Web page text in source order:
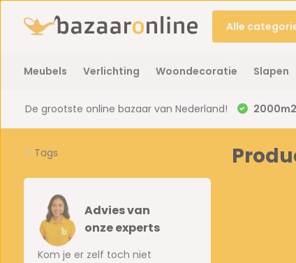
Alle
Meubels Verlichting Woondecoratie Slapen
De grootste online bazaar van Nederland! 2000m2
Tags
Advies van
onze experts
Kom je er zelf toch niet